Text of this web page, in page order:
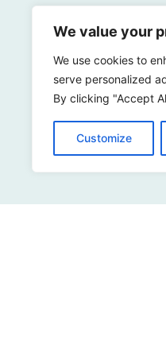
We value your
We use cookies to
serve personalized
By clicking "Accept
Customize